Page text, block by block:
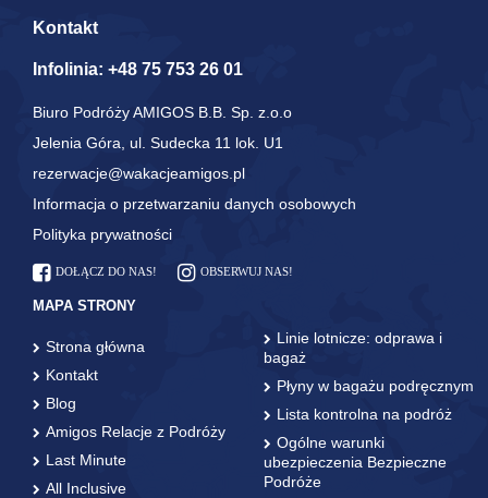
Kontakt
Infolinia: +48 75 753 26 01
Biuro Podróży AMIGOS B.B. Sp. z.o.o
Jelenia Góra, ul. Sudecka 11 lok. U1
rezerwacje@wakacjeamigos.pl
Informacja o przetwarzaniu danych osobowych
Polityka prywatności
DOŁĄCZ DO NAS! OBSERWUJ NAS!
MAPA STRONY
Strona główna
Kontakt
Blog
Amigos Relacje z Podróży
Last Minute
All Inclusive
Linie lotnicze: odprawa i
bagaż
Płyny w bagażu podręcznym
Lista kontrolna na podróż
Ogólne warunki
ubezpieczenia Bezpieczne
Podróże